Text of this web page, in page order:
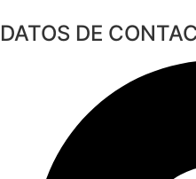
DATOS DE